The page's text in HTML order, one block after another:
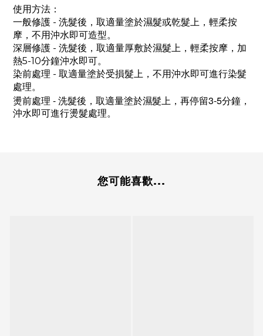
使用方法：
一般修護 - 洗髮後，取適量塗於濕髮或乾髮上，輕柔按
摩，不用沖水即可造型。
深層修護 - 洗髮後，取適量厚敷於濕髮上，輕柔按摩，加
熱5-10分鐘沖水即可。
染前處理 - 取適量塗於受損髮上，不用沖水即可進行染髮
處理。
燙前處理 - 洗髮後，取適量塗於濕髮上，再停留3-5分鐘，
沖水即可進行燙髮處理。
您可能喜歡...